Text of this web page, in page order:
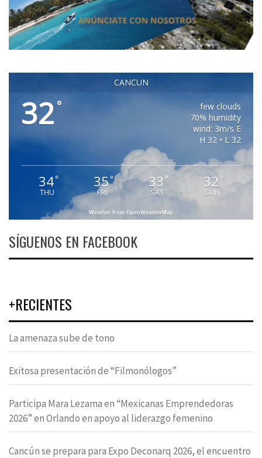
CANCUN
32 °
few clouds
70% humidity
wind: 3m/s E
H 32 • L 32
34°
THU
35°
FRI
33 °
SAT
32 °
SUN
Weather from OpenWeatherMap
SÍGUENOS EN FACEBOOK
+RECIENTES
La amenaza sube de tono
Exitosa presentación de “Filmonólogos”
Participa Mara Lezama en “Mexicanas Emprendedoras
2026” en Orlando en apoyo al liderazgo femenino
Cancún se prepara para Expo Deconarq 2026, el encuentro